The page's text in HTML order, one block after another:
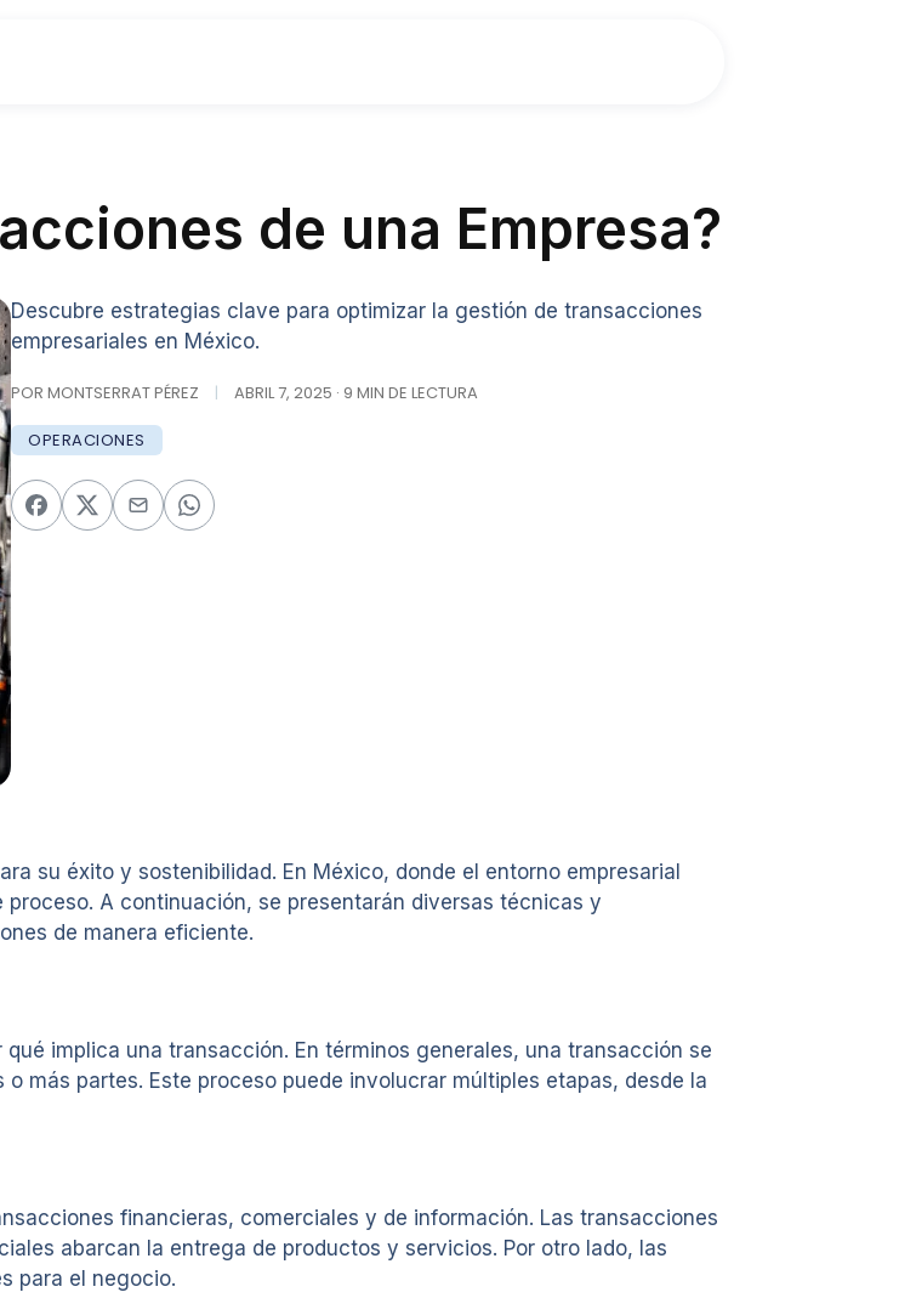
de una Empresa?
Descubre estrategias clave para optimizar la gestión de transacciones
empresariales en México.
POR MONTSERRAT PÉREZ | ABRIL 7, 2025 · 9 MIN DE LECTURA
OPERACIONES
su éxito y sostenibilidad. En México, donde el entorno empresarial
A continuación, se presentarán diversas técnicas y
de manera eficiente.
implica una transacción. En términos generales, una transacción se
más partes. Este proceso puede involucrar múltiples etapas, desde la
financieras, comerciales y de información. Las transacciones
abarcan la entrega de productos y servicios. Por otro lado, las
para el negocio.